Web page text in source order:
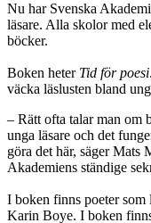
Nu har Svenska
läsare. Alla skolor med
böcker.
Boken heter Tid för poesi
väcka läslusten bland
– Rätt ofta talar man om
unga läsare och det
göra det här, säger Mats
Akademiens ständige
I boken finns poeter
Karin Boye. I boken